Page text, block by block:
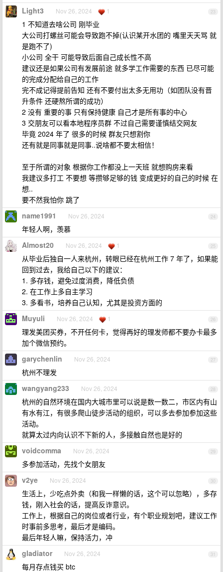
23
Light3 Nov 26, 2024 1
1 不知道去啥公司 刚毕业
大公司打螺丝可能会导致跑不掉(认识某开水团的 嘴里天天骂 就
是跑不了)
小公司 全干 可能导致后面自己成长性不高
建议还是如果公司有发展前途 就多学工作需要的东西 已尽可能
的完成分配给自己的工作
完不成记得提前告知 还有不要付出太多无用功（如团队没有晋
升条件 还硬熬所谓的成功）
2 没有 重要的事 只有保持健康 自己才是所有事的中心
3 交朋友可以看本地程序员群 不过自己需要谨慎结交网友
毕竟 2024 年了 很多的时候 群友只想割你
还有就是同事就是同事..说啥都不要太相信！
至于所谓的对象 根据你工作都没上一天班 就想购房来看
我建议多打工 不要想 等攒够足够的钱 变成更好的自己的时候 在
想..
要不然我怕你 跳了
24
name1991 Nov 26, 2024
年轻人啊，羡慕
25
Almost20 Nov 26, 2024 1
从毕业后独自一人来杭州，转眼已经在杭州工作 7 年了，如果能
回到过去，我给自己以下的建议：
1. 多存钱，避免过度消费，降低负债
2. 在工作上多自主学习
3. 多看书，培养自己认知，尤其是投资方面的
26
Muyuli Nov 26, 2024 1
理发美团买券，不开任何卡，觉得再好的理发师都不要办卡最多
加个微信预约。
27
garychenlin Nov 26, 2024
杭州不理发
28
wangyang233 Nov 26, 2024
杭州的自然环境在国内大城市里可以说是数一数二，市区内有山
有水有江，有很多爬山徒步活动的组织，可以多去参加参加这些
活动。
就算太过内向认识不下新的人，多接触自然也是好的
29
voidcomma Nov 26, 2024
多参加活动，先找个女朋友
30
v2ye Nov 26, 2024
生活上，少吃点外卖（和我一样懒的话，这个可以忽略），多存
钱，刚入社会的话，提高反诈意识。
工作上，根据自己的岗位或者行业，有个职业规划吧，建议工作
时事前多思考，最后才是编码。
最后年轻人嘛，保持活力，冲
31
gladiator Nov 26, 2024
每月存点钱买 btc